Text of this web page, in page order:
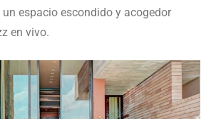
un espacio escondido y acogedor
en vivo.